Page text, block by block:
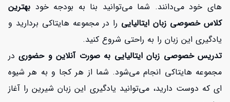
های خود می‌دانند. شما می‌توانید بنا به بودجه خود بهترین
کلاس خصوصی زبان ایتالیایی را در مجموعه هایتاکی بردارید و
یادگیری این زبان را به راحتی شروع کنید.
تدریس خصوصی زبان ایتالیایی به صورت آنلاین و حضوریدر
مجموعه هایتاکی انجام می‌شود. شما از هر کجا و به هر شیوه
ای که دوست دارید، می‌توانید یادگیری این زبان شیرین را آغاز